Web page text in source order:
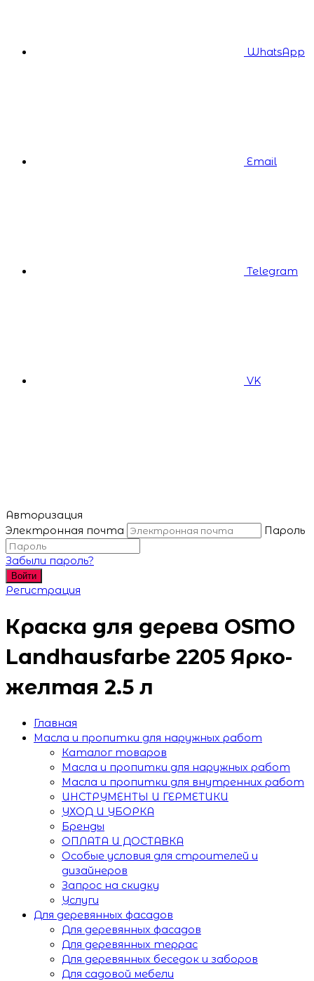
WhatsApp
Email
Telegram
VK
Авторизация
Электронная почта
Пароль
Забыли пароль?
Войти
Регистрация
Краска для дерева OSMO
Landhausfarbe 2205 Ярко-
желтая 2.5 л
Главная
Масла и пропитки для наружных работ
Каталог товаров
Масла и пропитки для наружных работ
Масла и пропитки для внутренних работ
ИНСТРУМЕНТЫ И ГЕРМЕТИКИ
УХОД И УБОРКА
Бренды
ОПЛАТА И ДОСТАВКА
Особые условия для строителей и
дизайнеров
Запрос на скидку
Услуги
Для деревянных фасадов
Для деревянных фасадов
Для деревянных террас
Для деревянных беседок и заборов
Для садовой мебели